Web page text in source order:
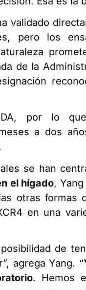
validado
pero los
de la
por lo
a dos
se han
el hígado,
otras formas
en una
de
agrega Yang. “
. Hemos